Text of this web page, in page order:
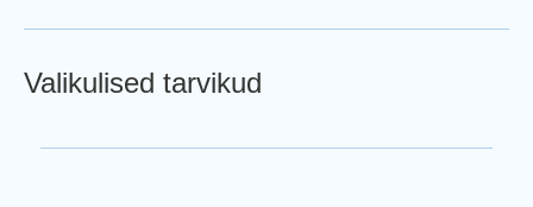
Valikulised tarvikud